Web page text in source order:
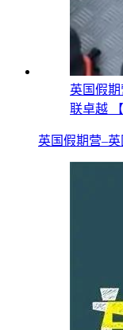
英国假期
联卓越 【
英国假期营–英